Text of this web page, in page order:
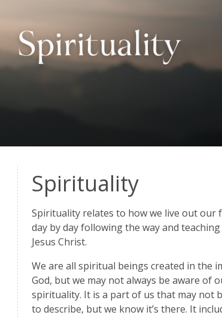
Spirituality
Spirituality relates to how we live out our
day by day following the way and
Jesus Christ.
We are all spiritual beings created in the
God, but we may not always be aware of
spirituality. It is a part of us that may not
to describe, but we know it’s there. It